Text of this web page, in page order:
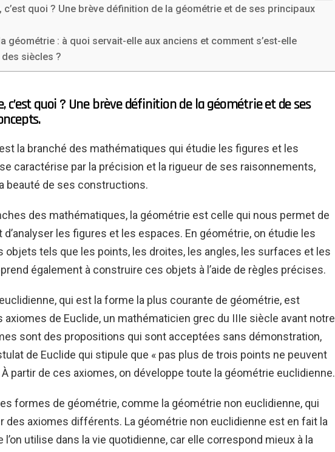
c’est quoi ? Une brève définition de la géométrie et de ses principaux
géométrie : à quoi servait-elle aux anciens et comment s’est-elle
siècles ?
c’est quoi ? Une brève définition de la géométrie et de ses
la branché des mathématiques qui étudie les figures et les
caractérise par la précision et la rigueur de ses raisonnements,
beauté de ses constructions.
des mathématiques, la géométrie est celle qui nous permet de
les figures et les espaces. En géométrie, on étudie les
objets tels que les points, les droites, les angles, les surfaces et les
également à construire ces objets à l’aide de règles précises.
qui est la forme la plus courante de géométrie, est
axiomes de Euclide, un mathématicien grec du IIIe siècle avant notre
sont des propositions qui sont acceptées sans démonstration,
de Euclide qui stipule que « pas plus de trois points ne peuvent
À partir de ces axiomes, on développe toute la géométrie euclidienne.
formes de géométrie, comme la géométrie non euclidienne, qui
des axiomes différents. La géométrie non euclidienne est en fait la
l’on utilise dans la vie quotidienne, car elle correspond mieux à la